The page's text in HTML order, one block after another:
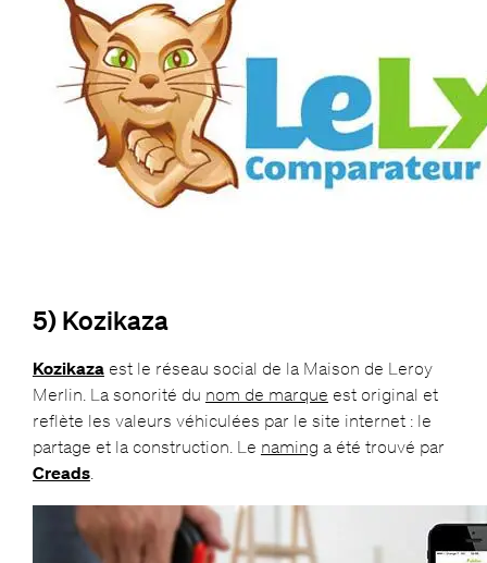
5) Kozikaza
Kozikazaest le réseau social de la Maison de Leroy
Merlin. La sonorité du nom de marque est original et
reflète les valeurs véhiculées par le site internet : le
partage et la construction. Le naming a été trouvé par
Creads.